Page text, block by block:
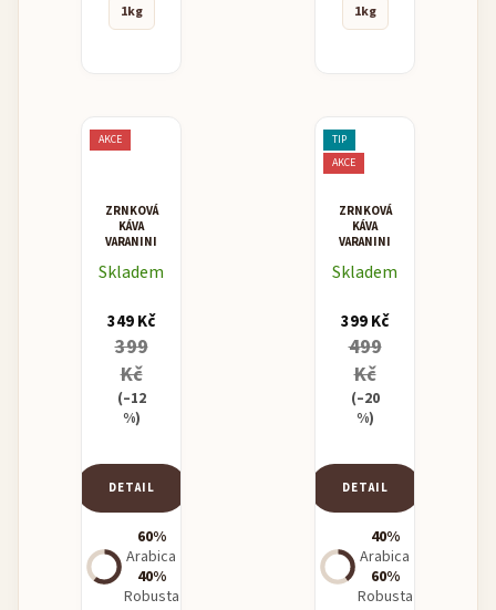
1kg
1kg
AKCE
ZRNKOVÁ
KÁVA
VARANINI
BLEND
Skladem
349 Kč
399
Kč
(–12
%)
DETAIL
60%
Arabica
40%
Robusta
TIP
AKCE
ZRNKOVÁ
KÁVA
VARANINI
CREMA
Skladem
399 Kč
499
Kč
(–20
%)
DETAIL
40%
Arabica
60%
Robusta